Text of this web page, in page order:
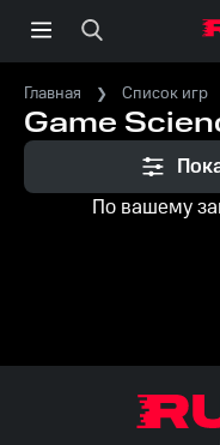
Главная Список игр
Game
По вашему